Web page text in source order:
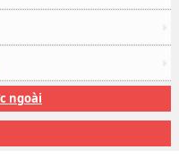
ngoài